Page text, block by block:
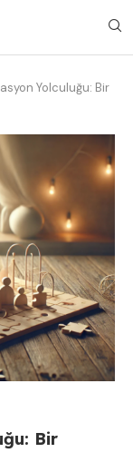
Yolculuğu: Bir
Bir